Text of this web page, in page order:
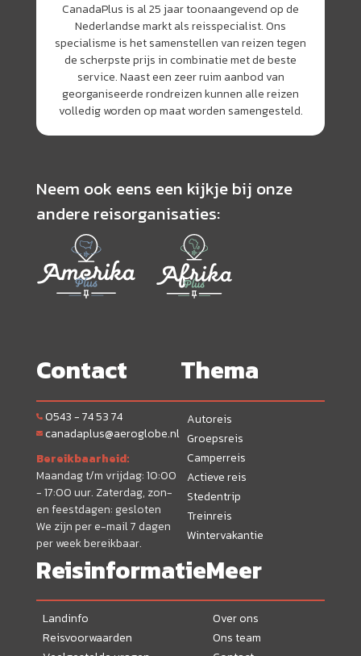
CanadaPlus is al 25 jaar toonaangevend op de
Nederlandse markt als reisspecialist. Ons
specialisme is het samenstellen van reizen tegen
de scherpste prijs in combinatie met de beste
service. Naast een zeer ruim aanbod van
georganiseerde rondreizen kunnen alle reizen
volledig worden op maat worden samengesteld.
Neem ook eens een kijkje bij onze
andere reisorganisaties:
Contact
0543 - 74 53 74
canadaplus@aeroglobe.nl
Bereikbaarheid:
Maandag t/m vrijdag: 10:00
- 17:00 uur. Zaterdag, zon-
en feestdagen: gesloten
We zijn per e-mail 7 dagen
per week bereikbaar.
Thema
Autoreis
Groepsreis
Camperreis
Actieve reis
Stedentrip
Treinreis
Wintervakantie
Reisinformatie
Landinfo
Reisvoorwaarden
Meer
Over ons
Ons team